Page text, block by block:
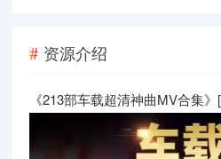
资源介绍
《213部车载超清神曲MV合集